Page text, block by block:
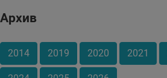
Архив
2014 2019 2020 2021